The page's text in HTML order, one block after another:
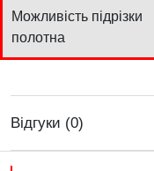
Можливість підрізки
полотна
Відгуки (0)